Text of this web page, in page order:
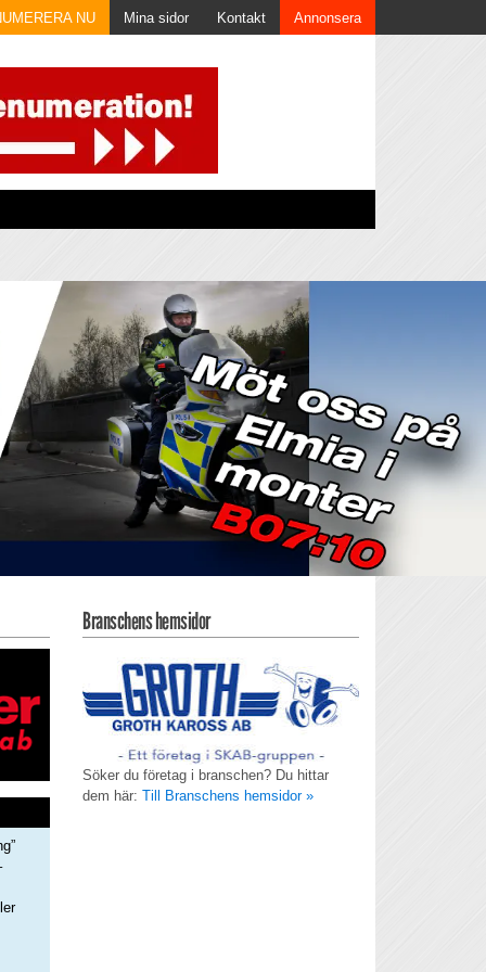
NU Mina sidor Kontakt Annonsera
Branschens hemsidor
Söker du företag i branschen? Du hittar
dem här: Till Branschens hemsidor »